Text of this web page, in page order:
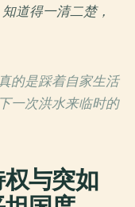
道得一清二楚，
的是踩着自家生活
一次洪水来临时的
与突如